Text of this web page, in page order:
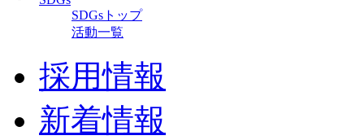
SDGsトップ
活動一覧
採用情報
新着情報